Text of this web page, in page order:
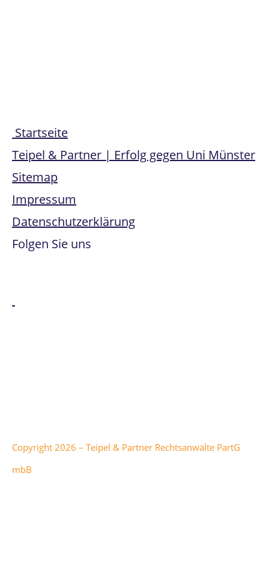
Startseite
Teipel & Partner | Erfolg gegen Uni Münster
Sitemap
Impressum
Datenschutzerklärung
Folgen Sie uns
Copyright 2026 – Teipel & Partner Rechtsanwälte PartG
mbB